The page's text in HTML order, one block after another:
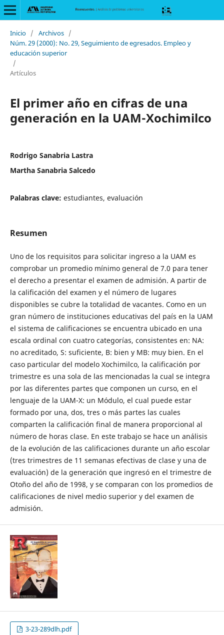
Inicio / Archivos /
Núm. 29 (2000): No. 29, Seguimiento de egresados. Empleo y
educación superior
/
Artículos
El primer año en cifras de una
generación en la UAM-Xochimilco
Rodrigo Sanabria Lastra
Martha Sanabria Salcedo
Palabras clave: estudiantes, evaluación
Resumen
Uno de los requisitos para solicitar ingreso a la UAM es
comprobar un promedio mínimo general de 7.0 para tener
el derecho a presentar el examen de admisión. A partir de
la calificación del examen y el número de lugares
disponibles se cubre la totalidad de vacantes. Como en un
gran número de instituciones educativas del país en la UAM
el sistema de calificaciones se encuentra ubicado en una
escala ordinal con cuatro categorías, consistentes en: NA:
no acreditado, S: suficiente, B: bien y MB: muy bien. En el
caso particular del modelo Xochimilco, la calificación por
trimestre es una sola de las mencionadas la cual se integra
por las diferentes partes que componen un curso, en el
lenguaje de la UAM-X: un Módulo, el cual puede estar
formado por una, dos, tres o más partes las cuales
comparten la calificación final de manera proporcional al
número de horas clase. En este trabajo se hace un análisis
de la evolución de las calificaciones durante un año escolar
(tres trimestres de 11 semanas efectivas de clase y una de
evaluación) de la generación que ingresó en el trimestre de
Otoño del año de 1998, y se comparan con los promedios de
calificaciones de nivel medio superior y del examen de
admisión.
3-23-289dlh.pdf